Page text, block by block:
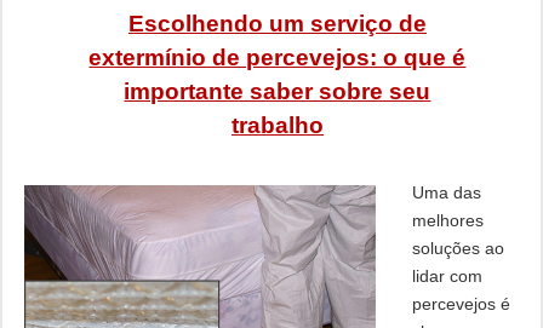
Escolhendo um serviço de
extermínio de percevejos: o que é
importante saber sobre seu
trabalho
Uma das
melhores
soluções ao
lidar com
percevejos é